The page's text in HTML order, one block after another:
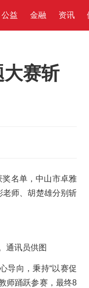
公益 金融 资讯
赛斩
名单，中山市卓雅
师、胡楚雄分别斩
通讯员供图
导向，秉持“以赛促
师踊跃参赛，最终8